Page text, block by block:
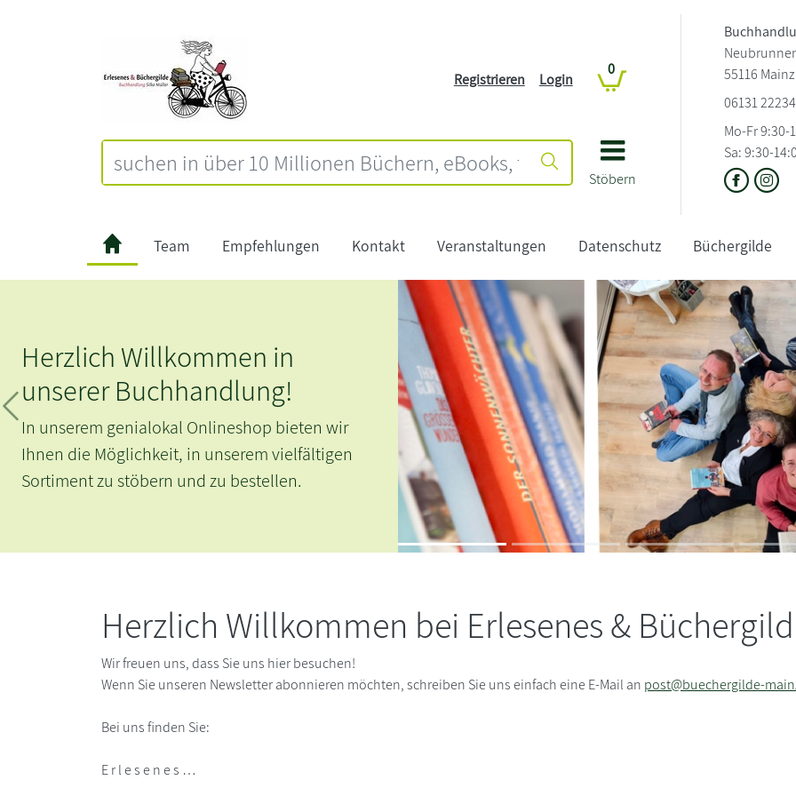
Stöbern
Registrieren Login
0
55116 Mainz
06131
Mo-Fr 9:30-
Sa: 9:30-
Team Empfehlungen Kontakt Veranstaltungen Datenschutz Büchergilde
Zurück
jetzt!
Exklusiv in Mainz haben wir die schönen Bücher
der Büchergilde für euch.
Kommt gerne zum Stöbern vorbei. Alle Fragen
rund um die Mitgliedschaft und die
Herzlich Willkommen bei Erlesenes &
Wir freuen uns, dass Sie uns hier besuchen!
Wenn Sie unseren Newsletter abonnieren möchten, schreiben Sie uns einfach eine E-Mail an post@buechergilde-
Bei uns finden Sie:
E r l e s e n e s …